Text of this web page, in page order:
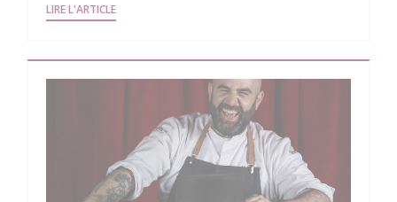
LIRE L'ARTICLE((OUVRE UNE NOUVELLE FENÊTRE))